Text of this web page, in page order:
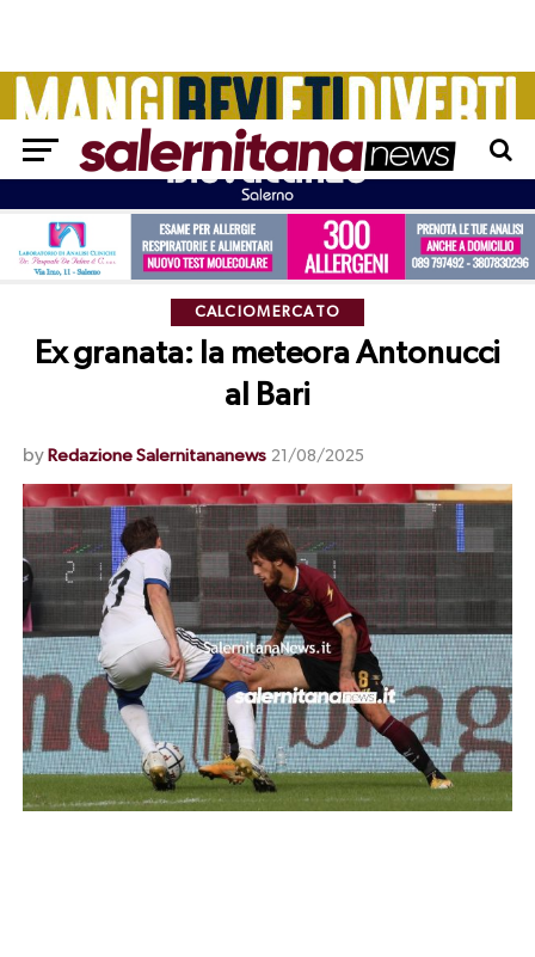
CALCIOMERCATO
Ex granata: la meteora Antonucci
al Bari
by Redazione Salernitananews 21/08/2025